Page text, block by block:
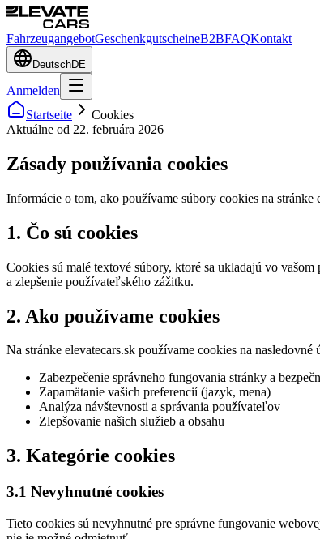
FahrzeugangebotGeschenkgutscheineB2BFAQKontakt
DeutschDE
Anmelden
Startseite
Cookies
Aktuálne od 22. februára 2026
Zásady používania cookies
Informácie o tom, ako používame súbory cookies na
1. Čo sú cookies
Cookies sú malé textové súbory, ktoré sa ukladajú vo
a zlepšenie používateľského zážitku.
2. Ako používame cookies
Na stránke elevatecars.sk používame cookies na nasledovné
Zabezpečenie správneho fungovania stránky a
Zapamätanie vašich preferencií (jazyk, mena)
Analýza návštevnosti a správania používateľov
Zlepšovanie našich služieb a obsahu
3. Kategórie cookies
3.1 Nevyhnutné cookies
Tieto cookies sú nevyhnutné pre správne fungovanie